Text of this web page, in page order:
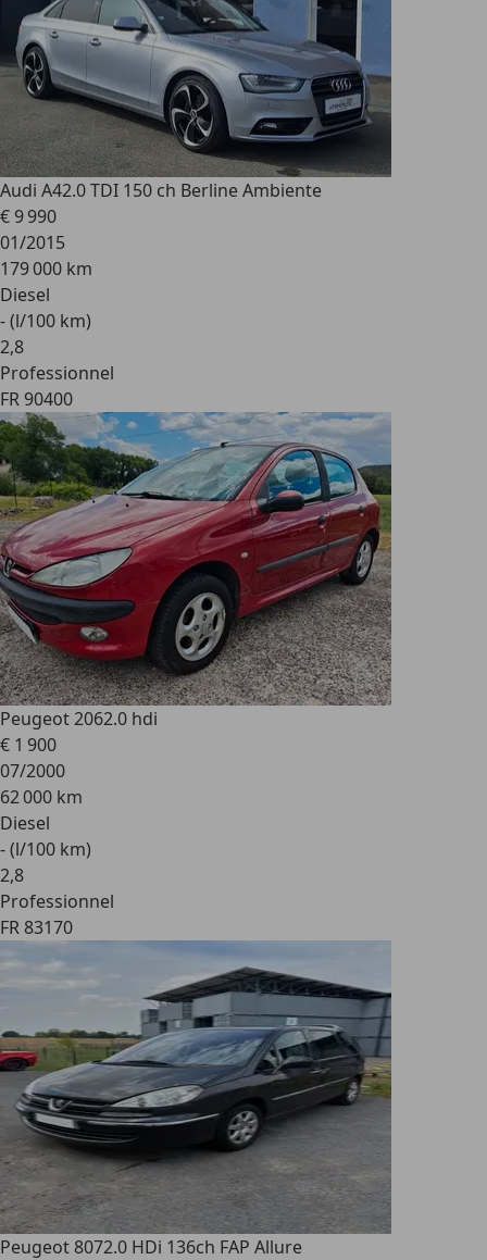
Audi A42.0 TDI 150 ch Berline Ambiente
€ 9 990
01/2015
179 000 km
Diesel
- (l/100 km)
2,8
Professionnel
FR 90400
Peugeot 2062.0 hdi
€ 1 900
07/2000
62 000 km
Diesel
- (l/100 km)
2,8
Professionnel
FR 83170
Peugeot 8072.0 HDi 136ch FAP Allure